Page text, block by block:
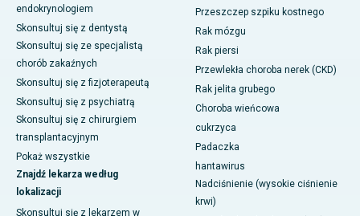
endokrynologiem
Skonsultuj się z dentystą
Skonsultuj się ze specjalistą
chorób zakaźnych
Skonsultuj się z fizjoterapeutą
Skonsultuj się z psychiatrą
Skonsultuj się z chirurgiem
transplantacyjnym
Pokaż wszystkie
Znajdź lekarza według
lokalizacji
Skonsultuj się z lekarzem w
Przeszczep szpiku kostnego
Rak mózgu
Rak piersi
Przewlekła choroba nerek (CKD)
Rak jelita grubego
Choroba wieńcowa
cukrzyca
Padaczka
hantawirus
Nadciśnienie (wysokie ciśnienie
krwi)